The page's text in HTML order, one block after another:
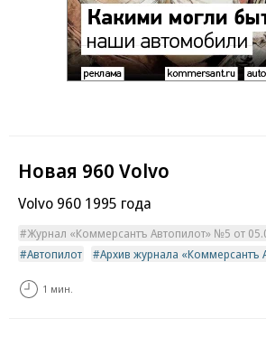
Новая 960 Volvo
Volvo 960 1995 года
Журнал «Коммерсантъ Автопилот» №5 от
Автопилот
Архив журнала «Коммерсантъ
1 мин.